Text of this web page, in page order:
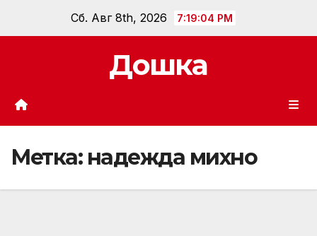
Сб. Авг 8th, 2026 7:19:06 PM
Дошка
Метка: надежда михно